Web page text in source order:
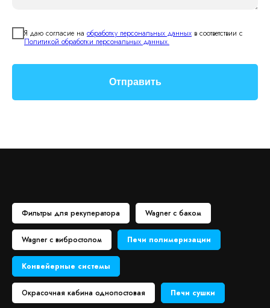
Я даю согласие на обработку персональных данных в соответствии с
Политикой обработки персональных данных.
Отправить
Фильтры для рекуператора Wagner с баком
Wagner с вибростолом Печи полимеризации
Конвейерные системы
Окрасочная кабина однопостовая Печи сушки